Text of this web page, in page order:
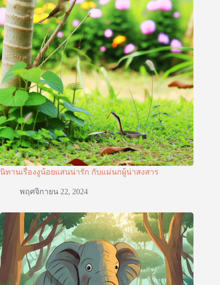
นิทานเรื่องงูน้อยแสนน่ารัก กับแม่นกผู้น่าสงสาร
พฤศจิกายน 22, 2024